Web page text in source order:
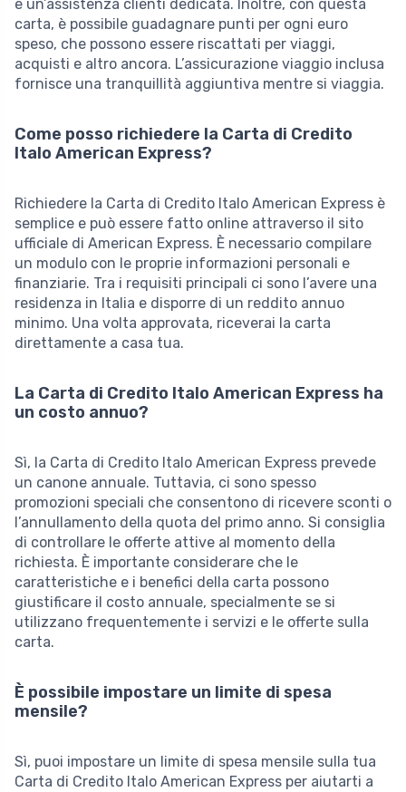
e un’assistenza clienti dedicata. Inoltre, con questa
carta, è possibile guadagnare punti per ogni euro
speso, che possono essere riscattati per viaggi,
acquisti e altro ancora. L’assicurazione viaggio inclusa
fornisce una tranquillità aggiuntiva mentre si viaggia.
Come posso richiedere la Carta di Credito
Italo American Express?
Richiedere la Carta di Credito Italo American Express è
semplice e può essere fatto online attraverso il sito
ufficiale di American Express. È necessario compilare
un modulo con le proprie informazioni personali e
finanziarie. Tra i requisiti principali ci sono l’avere una
residenza in Italia e disporre di un reddito annuo
minimo. Una volta approvata, riceverai la carta
direttamente a casa tua.
La Carta di Credito Italo American Express ha
un costo annuo?
Sì, la Carta di Credito Italo American Express prevede
un canone annuale. Tuttavia, ci sono spesso
promozioni speciali che consentono di ricevere sconti o
l’annullamento della quota del primo anno. Si consiglia
di controllare le offerte attive al momento della
richiesta. È importante considerare che le
caratteristiche e i benefici della carta possono
giustificare il costo annuale, specialmente se si
utilizzano frequentemente i servizi e le offerte sulla
carta.
È possibile impostare un limite di spesa
mensile?
Sì, puoi impostare un limite di spesa mensile sulla tua
Carta di Credito Italo American Express per aiutarti a